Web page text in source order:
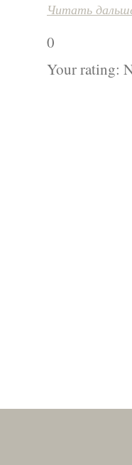
Читать
0
Your rating: